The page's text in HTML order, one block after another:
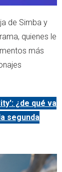
de Simba y
quienes le
más
¿de qué va
segunda